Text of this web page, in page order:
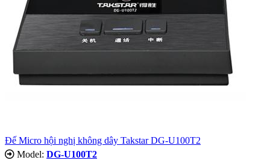
Đế Micro hội nghị không dây Takstar DG-U100T2
Model: DG-U100T2